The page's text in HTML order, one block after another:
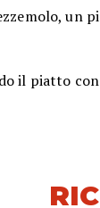
un
il piatto